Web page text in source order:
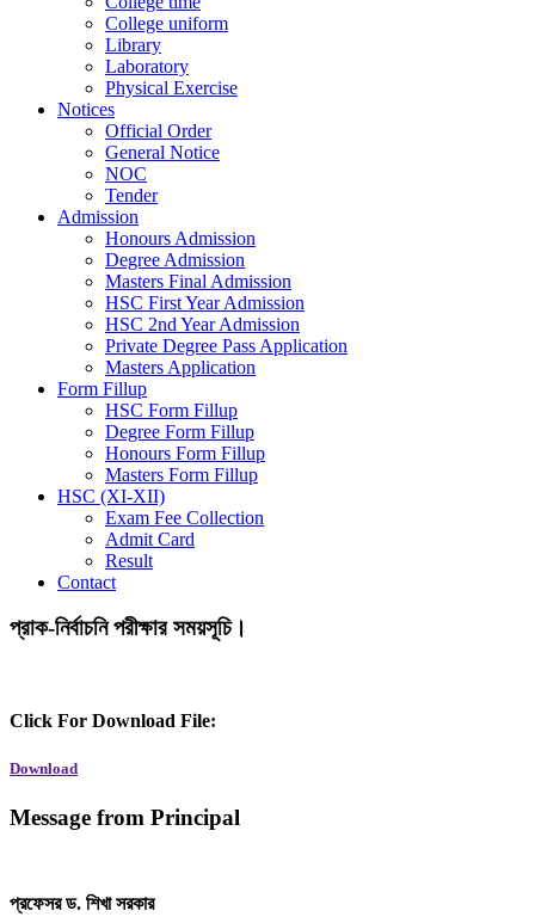
College uniform
Library
Laboratory
Physical Exercise
Notices
Official Order
General Notice
NOC
Tender
Admission
Honours Admission
Degree Admission
Masters Final Admission
HSC First Year Admission
HSC 2nd Year Admission
Private Degree Pass Application
Masters Application
Form Fillup
HSC Form Fillup
Degree Form Fillup
Honours Form Fillup
Masters Form Fillup
HSC (XI-XII)
Exam Fee Collection
Admit Card
Result
Contact
প্রাক-নির্বাচনি পরীক্ষার সময়সূচি।
Click For Download File:
Download
Message from Principal
প্রফেসর ড. শিখা সরকার